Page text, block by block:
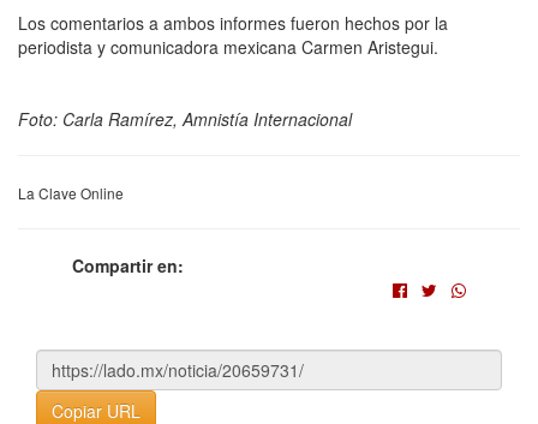
Los comentarios a ambos informes fueron hechos por la
periodista y comunicadora mexicana Carmen Aristegui.
Foto: Carla Ramírez, Amnistía Internacional
La Clave Online
Compartir en:
Copiar URL